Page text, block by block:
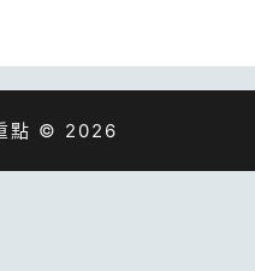
點 © 2026